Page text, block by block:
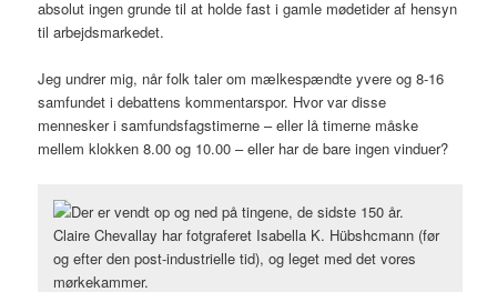
absolut ingen grunde til at holde fast i gamle mødetider af hensyn
til arbejdsmarkedet.
Jeg undrer mig, når folk taler om mælkespændte yvere og 8-16
samfundet i debattens kommentarspor. Hvor var disse
mennesker i samfundsfagstimerne – eller lå timerne måske
mellem klokken 8.00 og 10.00 – eller har de bare ingen vinduer?